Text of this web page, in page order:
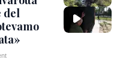
del